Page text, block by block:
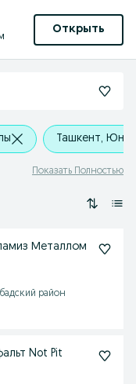
Открыть
Ташкент,
Показать Полностью
Металлом
район
Not Pit